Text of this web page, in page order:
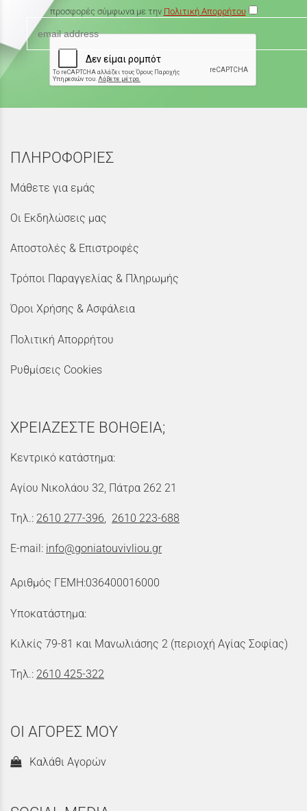
προσφορές σύμφωνα με την Πολιτική Απορρήτου
ΠΛΗΡΟΦΟΡΙΕΣ
Μάθετε για εμάς
Οι Εκδηλώσεις μας
Αποστολές & Επιστροφές
Τρόποι Παραγγελίας & Πληρωμής
Όροι Χρήσης & Ασφάλεια
Πολιτική Απορρήτου
Ρυθμίσεις Cookies
ΧΡΕΙΑΖΕΣΤΕ ΒΟΗΘΕΙΑ;
Κεντρικό κατάστημα:
Αγίου Νικολάου 32, Πάτρα 262 21
Τηλ.: 2610 277-396, 2610 223-688
E-mail: info@goniatouvivliou.gr
Αριθμός ΓΕΜΗ:036400016000
Υποκατάστημα:
Κιλκίς 79-81 και Μανωλιάσης 2 (περιοχή Αγίας Σοφίας)
Τηλ.: 2610 425-322
ΟΙ ΑΓΟΡΕΣ ΜΟΥ
Καλάθι Αγορών